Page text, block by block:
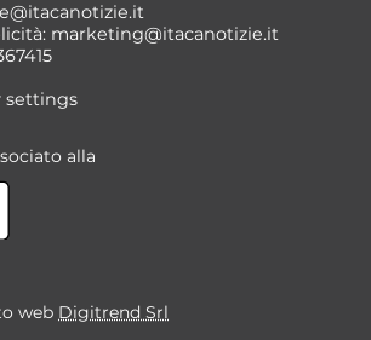
marketing@itacanotizie.it
settings
alla
web Digitrend Srl